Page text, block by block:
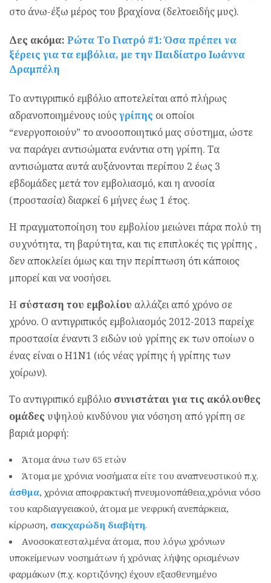
στο άνω-έξω μέρος του βραχίονα (δελτοειδής μυς).
Δες ακόμα: Ρώτα Το Γιατρό #1: Όσα πρέπει να
ξέρεις για τα εμβόλια, με την Παιδίατρο Ιωάννα
Δραμπέλη
Tο αντιγριπικό εμβόλιο αποτελείται από πλήρως
αδρανοποιημένους ιούςγρίπης οι οποίοι
“ενεργοποιούν” το ανοσοποιητικό μας σύστημα, ώστε
να παράγει αντισώματα ενάντια στη γρίπη. Τα
αντισώματα αυτά αυξάνονται περίπου 2 έως 3
εβδομάδες μετά τον εμβολιασμό, και η ανοσία
(προστασία) διαρκεί 6 μήνες έως 1 έτος.
Η πραγματοποίηση του εμβολίου μειώνει πάρα πολύ τη
συχνότητα, τη βαρύτητα, και τις επιπλοκές τις γρίπης ,
δεν αποκλείει όμως και την περίπτωση ότι κάποιος
μπορεί και να νοσήσει.
Η σύσταση του εμβολίου αλλάζει από χρόνο σε
χρόνο. Ο αντιγριπικός εμβολιασμός 2012-2013 παρείχε
προστασία έναντι 3 ειδών ιού γρίπης εκ των οποίων ο
ένας είναι ο Η1Ν1 (ιός νέας γρίπης ή γρίπης των
χοίρων).
Το αντιγριπικό εμβόλιο συνιστάται για τις ακόλουθες
ομάδες υψηλού κινδύνου για νόσηση από γρίπη σε
βαριά μορφή:
Άτομα άνω των 65 ετών
Άτομα με χρόνια νοσήματα είτε του αναπνευστικού π.χ.
άσθμα, χρόνια αποφρακτική πνευμονοπάθεια,χρόνια νόσο
του καρδιαγγειακού, άτομα με νεφρική ανεπάρκεια,
κίρρωση, σακχαρώδη διαβήτη.
Ανοσοκατεσταλμένα άτομα, που λόγω χρόνιων
υποκείμενων νοσημάτων ή χρόνιας λήψης ορισμένων
φαρμάκων (π.χ. κορτιζόνης) έχουν εξασθενημένο